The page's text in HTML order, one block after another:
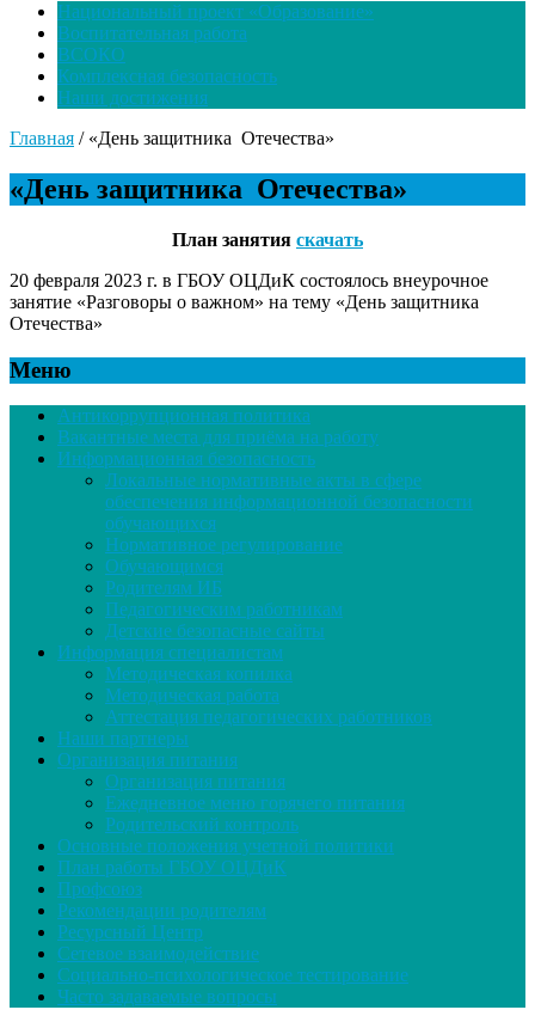
Национальный проект «Образование»
Воспитательная работа
ВСОКО
Комплексная безопасность
Наши достижения
Главная / «День защитника Отечества»
«День защитника Отечества»
План занятия скачать
20 февраля 2023 г. в ГБОУ ОЦДиК состоялось внеурочное
занятие «Разговоры о важном» на тему «День защитника
Отечества»
Меню
Антикоррупционная политика
Вакантные места для приёма на работу
Информационная безопасность
Локальные нормативные акты в сфере
обеспечения информационной безопасности
обучающихся
Нормативное регулирование
Обучающимся
Родителям ИБ
Педагогическим работникам
Детские безопасные сайты
Информация специалистам
Методическая копилка
Методическая работа
Аттестация педагогических работников
Наши партнеры
Организация питания
Организация питания
Ежедневное меню горячего питания
Родительский контроль
Основные положения учетной политики
План работы ГБОУ ОЦДиК
Профсоюз
Рекомендации родителям
Ресурсный Центр
Сетевое взаимодействие
Социально-психологическое тестирование
Часто задаваемые вопросы